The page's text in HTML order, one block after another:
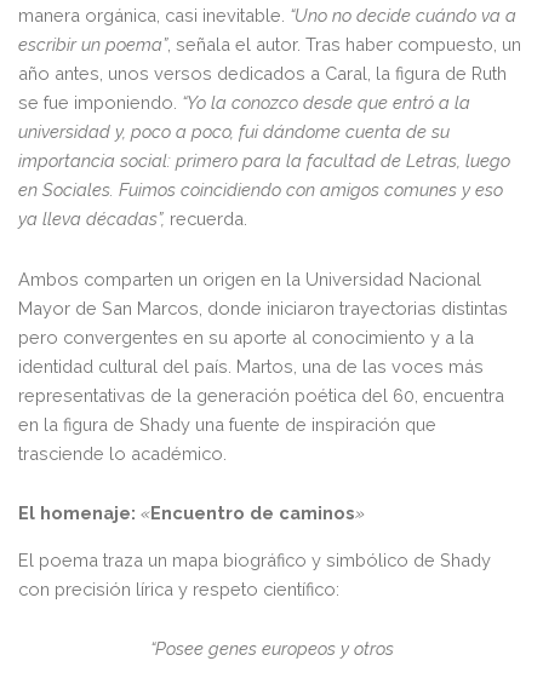
manera orgánica, casi inevitable. “Uno no decide cuándo va a
escribir un poema”, señala el autor. Tras haber compuesto, un
año antes, unos versos dedicados a Caral, la figura de Ruth
se fue imponiendo. “Yo la conozco desde que entró a la
universidad y, poco a poco, fui dándome cuenta de su
importancia social: primero para la facultad de Letras, luego
en Sociales. Fuimos coincidiendo con amigos comunes y eso
ya lleva décadas”, recuerda.
Ambos comparten un origen en la Universidad Nacional
Mayor de San Marcos, donde iniciaron trayectorias distintas
pero convergentes en su aporte al conocimiento y a la
identidad cultural del país. Martos, una de las voces más
representativas de la generación poética del 60, encuentra
en la figura de Shady una fuente de inspiración que
trasciende lo académico.
El homenaje: «Encuentro de caminos»
El poema traza un mapa biográfico y simbólico de Shady
con precisión lírica y respeto científico:
“Posee genes europeos y otros